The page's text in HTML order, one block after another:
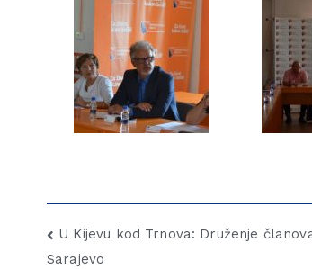
U Kijevu kod Trnova: Druženje
Sarajevo